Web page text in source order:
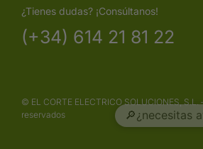
¿Tienes dudas? ¡Consúltanos!
(+34) 614 21 81 22
© EL CORTE ELECTRICO SOLUCIONES,
reservados
🔎¿necesitas